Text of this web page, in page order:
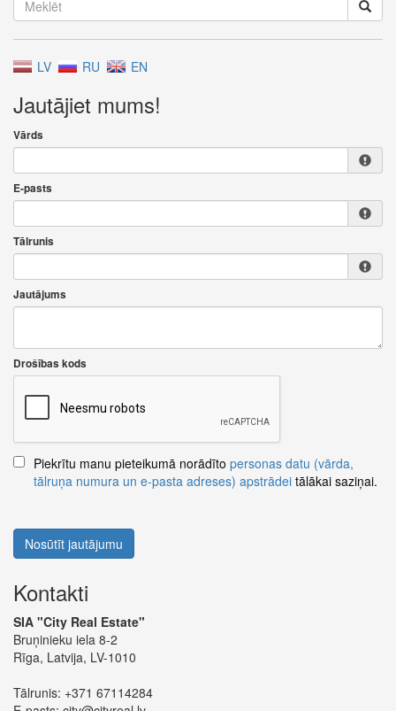
LV RU EN
Jautājiet mums!
Vārds
E-pasts
Tālrunis
Jautājums
Drošības kods
Piekrītu manu pieteikumā norādīto personas datu (vārda,
tālruņa numura un e-pasta adreses) apstrādei tālākai saziņai.
Nosūtīt jautājumu
Kontakti
SIA "City Real Estate"
Bruņinieku iela 8-2
Rīga, Latvija, LV-1010
Tālrunis: +371 67114284